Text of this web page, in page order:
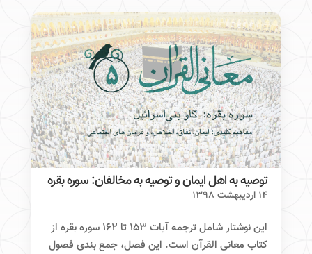
توصیه به اهل ایمان و توصیه به مخالفان: سوره بقره
۱۴ اردیبهشت ۱۳۹۸
این نوشتار شامل ترجمه آیات ۱۵۳ تا ۱۶۲ سوره بقره از
کتاب معانی القرآن است. این فصل، جمع بندی فصول